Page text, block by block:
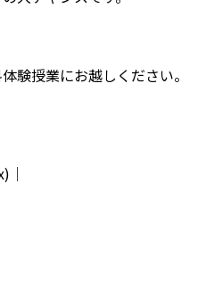
験授業にお越しください。